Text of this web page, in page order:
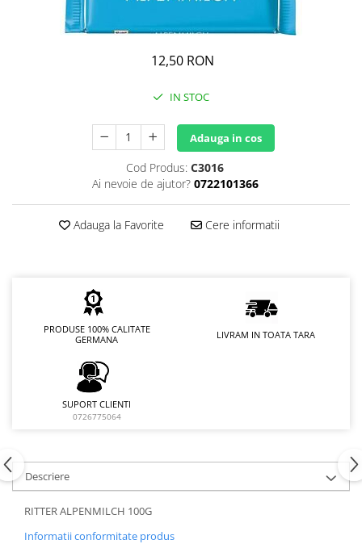
INĂLBITOR SI SOLUȚII PENTRU
INDEPĂRTAREA PETELOR
12,50 RON
IN STOC
Adauga in cos
Cod Produs: C3016
Ai nevoie de ajutor? 0722101366
Adauga la Favorite Cere informatii
PRODUSE 100% CALITATE
GERMANA
LIVRAM IN TOATA TARA
SUPORT CLIENTI
0726775064
Descriere
RITTER ALPENMILCH 100G
Informatii conformitate produs